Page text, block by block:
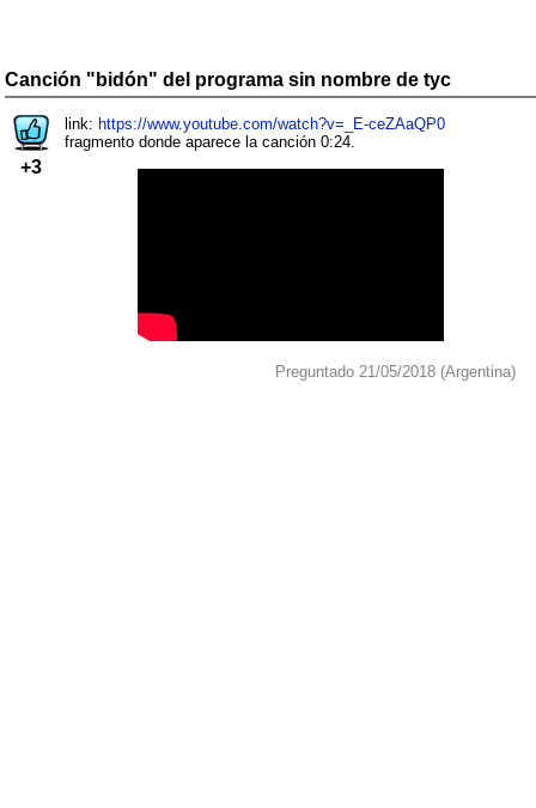
Canción "bidón" del programa sin nombre de tyc
+3
link: https://www.youtube.com/watch?v=_E-ceZAaQP0
fragmento donde aparece la canción 0:24.
Preguntado 21/05/2018 (Argentina)